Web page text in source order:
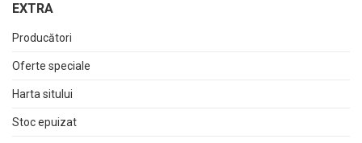
EXTRA
Producători
Oferte speciale
Harta sitului
Stoc epuizat